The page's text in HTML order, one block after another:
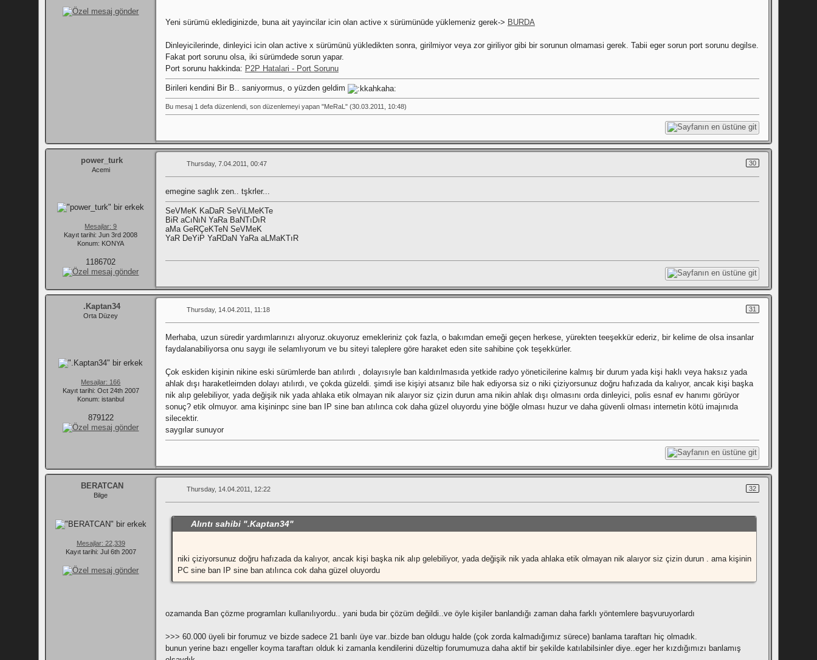
Yeni sürümü eklediginizde, buna ait yayincilar icin olan active x sürümünüde yüklemeniz gerek-> BURDA
Dinleyicilerinde, dinleyici icin olan active x sürümünü yükledikten sonra, girilmiyor veya zor giriliyor gibi bir sorunun olmamasi gerek. Tabii eger sorun port sorunu degilse.
Fakat port sorunu olsa, iki sürümdede sorun yapar.
Port sorunu hakkinda: P2P Hatalari - Port Sorunu
Birileri kendini Bir B.. saniyormus, o yüzden geldim
Bu mesaj 1 defa düzenlendi, son düzenlemeyi yapan "MeRaL" (30.03.2011, 10:48)
power_turk
Acemi
Mesajlar: 9
Kayıt tarihi: Jun 3rd 2008
Konum: KONYA
1186702
30
Thursday, 7.04.2011, 00:47
emegine saglık zen.. tşkrler...
SeVMeK KaDaR SeViLMeKTe
BiR aCıNıN YaRa BaNTıDıR
aMa GeRÇeKTeN SeVMeK
YaR DeYiP YaRDaN YaRa aLMaKTıR
.Kaptan34
Orta Düzey
Mesajlar: 166
Kayıt tarihi: Oct 24th 2007
Konum: istanbul
879122
31
Thursday, 14.04.2011, 11:18
Merhaba, uzun süredir yardımlarınızı alıyoruz.okuyoruz emekleriniz çok fazla, o bakımdan emeği geçen herkese, yürekten teeşekkür ederiz, bir kelime de olsa insanlar
faydalanabiliyorsa onu saygı ile selamlıyorum ve bu siteyi taleplere göre haraket eden site sahibine çok teşekkürler.
Çok eskiden kişinin nikine eski sürümlerde ban atılırdı , dolayısıyle ban kaldırılmasıda yetkide radyo yöneticilerine kalmış bir durum yada kişi haklı veya haksız yada
ahlak dışı haraketleirnden dolayı atılırdı, ve çokda güzeldi. şimdi ise kişiyi atsanız bile hak ediyorsa siz o niki çiziyorsunuz doğru hafızada da kalıyor, ancak kişi başka
nik alıp gelebiliyor, yada değişik nik yada ahlaka etik olmayan nik alaıyor siz çizin durun ama nikin ahlak dışı olmasını orda dinleyici, polis esnaf ev hanımı görüyor
sonuç? etik olmuyor. ama kişininpc sine ban IP sine ban atılınca cok daha güzel oluyordu yine böğle olması huzur ve daha güvenli olması internetin kötü imajınıda
silecektir.
saygılar sunuyor
BERATCAN
Bilge
Mesajlar: 22,339
Kayıt tarihi: Jul 6th 2007
32
Thursday, 14.04.2011, 12:22
Alıntı sahibi ".Kaptan34"
niki çiziyorsunuz doğru hafızada da kalıyor, ancak kişi başka nik alıp gelebiliyor, yada değişik nik yada ahlaka etik olmayan nik alaıyor siz çizin durun . ama kişinin
PC sine ban IP sine ban atılınca cok daha güzel oluyordu
ozamanda Ban çözme programları kullanılıyordu.. yani buda bir çözüm değildi..ve öyle kişiler banlandığı zaman daha farklı yöntemlere başvuruyorlardı
>>> 60.000 üyeli bir forumuz ve bizde sadece 21 banlı üye var..bizde ban oldugu halde (çok zorda kalmadığımız sürece) banlama taraftarı hiç olmadık.
bunun yerine bazı engeller koyma taraftarı olduk ki zamanla kendilerini düzeltip forumumuza daha aktif bir şekilde katılabilsinler diye..eger her kızdığımızı banlamış